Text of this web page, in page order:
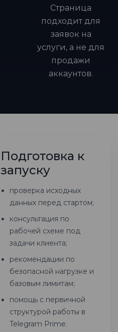
Страница
подходит для
заявок на
услуги, а не для
продажи
аккаунтов.
Подготовка к
запуску
проверка исходных
данных перед стартом;
консультация по
рабочей схеме под
задачи клиента;
рекомендации по
безопасной нагрузке и
базовым лимитам;
помощь с первичной
структурой работы в
Telegram Prime.